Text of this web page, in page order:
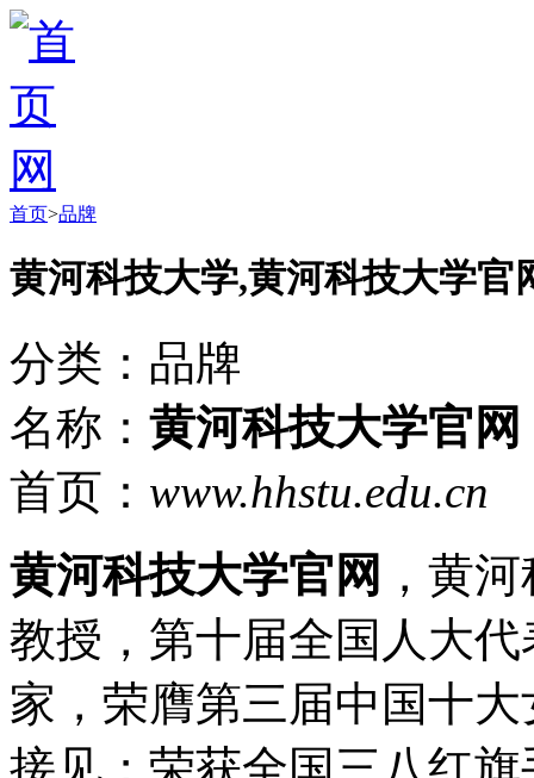
首页>品牌
黄河科技大学,黄河科技大学官
分类：品牌
名称： 黄河科技大学官网
首页： www.hhstu.edu.cn
黄河科技大学官网 ，黄
教授，第十届全国人大
家，荣膺第三届中国十
接见；荣获全国三八红